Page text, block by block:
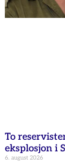
To
eksplosjon i
6. august 2026